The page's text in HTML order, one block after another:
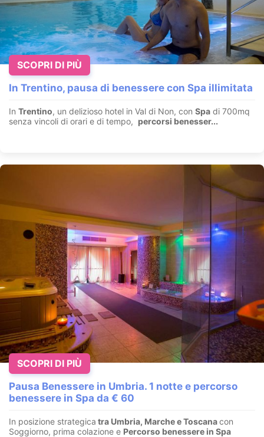
Fuga in Spa panoramica vista Dolomiti 4=3
Valles - Rio di Pusteria - Alto Adige
Regala una notte magica sotto un cielo di stelle!
Verrua Savoia Sulpiano - Torino
Dormi sotto le stelle in una bolla lussuosa, coccolato da un letto
a baldacchino.
dromassaggio con cromoterapia
In Trentino, pausa di benessere con Spa illimitata
In Trentino, un delizioso hotel in Val di Non, con Spa di 700mq
senza vincoli di orari e di tempo, percorsi benesser...
SCOPRI DI PIÙ
Pausa Benessere in Umbria. 1 notte e percorso
benessere in Spa da € 60
In posizione strategica tra Umbria, Marche e Toscanacon
Soggiorno, prima colazione e Percorso benessere in Spa
SCOPRI DI PIÙ